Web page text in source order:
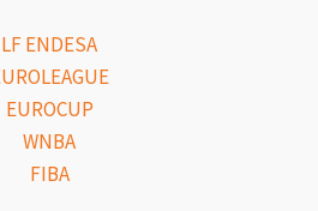
LF ENDESA
EUROCUP
WNBA
FIBA